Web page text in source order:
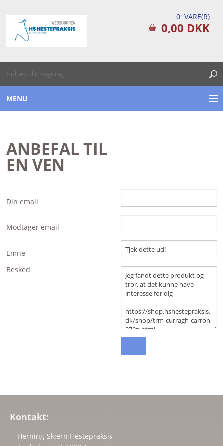
0 VARE(R)
0,00 DKK
MENU
PLEJEPRODUKTER
FØRSTEHJÆLPS KITS
TILBUD / DATOVARE
ANBEFAL TIL
EN VEN
Din email
Modtager email
Emne
Besked
Kontakt:
Herning-Skjern Hestepraksis